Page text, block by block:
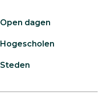
Open dagen
Hogescholen
Steden